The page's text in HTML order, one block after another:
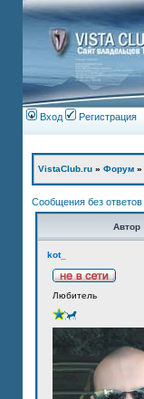
Вход Регистрация
VistaClub.ru » Форум »
Сообщения без ответов
Автор
kot_
Любитель